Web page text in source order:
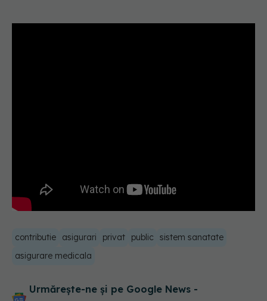
contributie asigurari privat public
sistem sanatate
asigurare medicala
Urmărește-ne și pe Google News -